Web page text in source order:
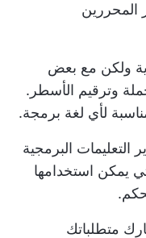
المحررين
ولكن مع بعض
وترقيم الأسطر.
لأي لغة برمجة.
التعليمات البرمجية
يمكن استخدامها
متطلباتك